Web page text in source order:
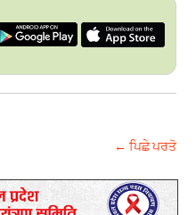
← ਪਿਛੇ ਪਰਤੋ